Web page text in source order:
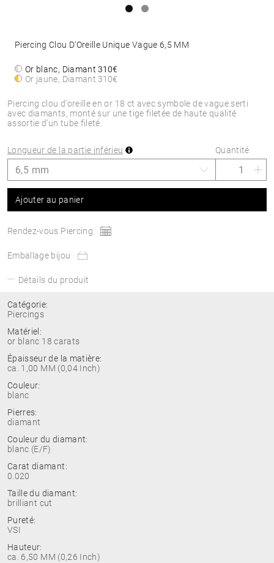
Piercing clou d'oreille en or 18 ct avec symbole de vague serti
avec diamants, monté sur une tige filetée de haute qualité
assortie d’un tube fileté.
Piercing Clou D'Oreille Unique Vague 6,5 MM
Or blanc, Diamant310€
Or jaune, Diamant310€
Longueur de la partie inférieu Quantité
Ajouter au panier
Rendez-vous Piercing
Emballage bijou
Détails du produit
Catégorie:
Piercings
Matériel:
or blanc 18 carats
Épaisseur de la matière:
ca. 1,00 MM (0,04 Inch)
Couleur:
blanc
Pierres:
diamant
Couleur du diamant:
blanc (E/F)
Carat diamant:
0.020
Taille du diamant:
brilliant cut
Pureté:
VSI
Hauteur:
ca. 6,50 MM (0,26 Inch)